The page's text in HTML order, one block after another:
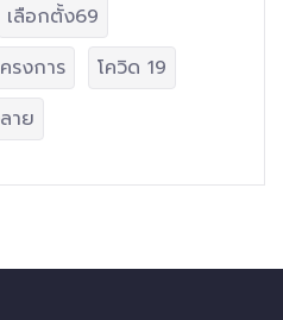
เลือกตั้ง69
รงการ
โควิด 19
าย